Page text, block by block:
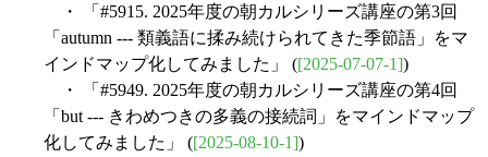
・ 「#5915. 2025年度の朝カルシリーズ講座の第3回
「autumn --- 類義語に揉み続けられてきた季節語」をマ
インドマップ化してみました」 ([2025-07-07-1])
・ 「#5949. 2025年度の朝カルシリーズ講座の第4回
「but --- きわめつきの多義の接続詞」をマインドマップ
化してみました」 ([2025-08-10-1])